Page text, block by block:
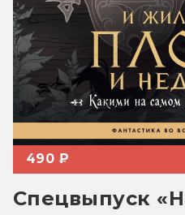
490 ₽
Спецвыпуск